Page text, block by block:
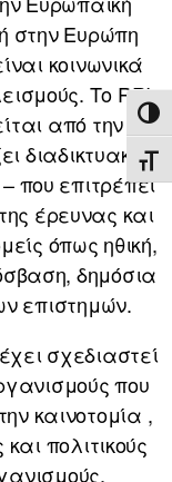
στην Ευρώπη
κοινωνικά
Το RRI
από την
διαδικτυακά
που επιτρέπει
έρευνας και
όπως ηθική,
δημόσια
επιστημών.
σχεδιαστεί
που
καινοτομία ,
πολιτικούς